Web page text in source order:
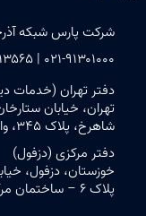
شرکت پارس شبکه
۰۲۱-۹۱۳۰۱۰۰۰ | ۰۲۱-۹۱۰۱۳۵۶۵ | ۰۲۱-۹۱۰۱۴۵۶۵
دفتر تهران (خدمات
تهران، خیابان
شاهرخ، پلاک ۳۴۵، واحد ۱
دفتر مرکزی (دزفول)
خوزستان، دزفول،
پلاک ۶ – ساختمان مرکزی شرکت پارس شبکه آذرخش